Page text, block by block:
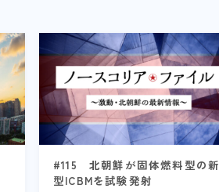
#115 北朝鮮が固体燃料型の新
型ICBMを試験発射